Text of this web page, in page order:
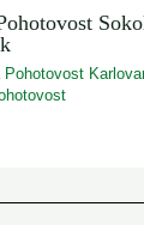
Pohotovost